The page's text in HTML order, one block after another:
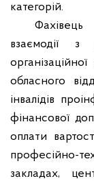
категорій.
Фахівець
взаємодії з
обласного
інвалідів
фінансової
оплати
професійно-
закладах,